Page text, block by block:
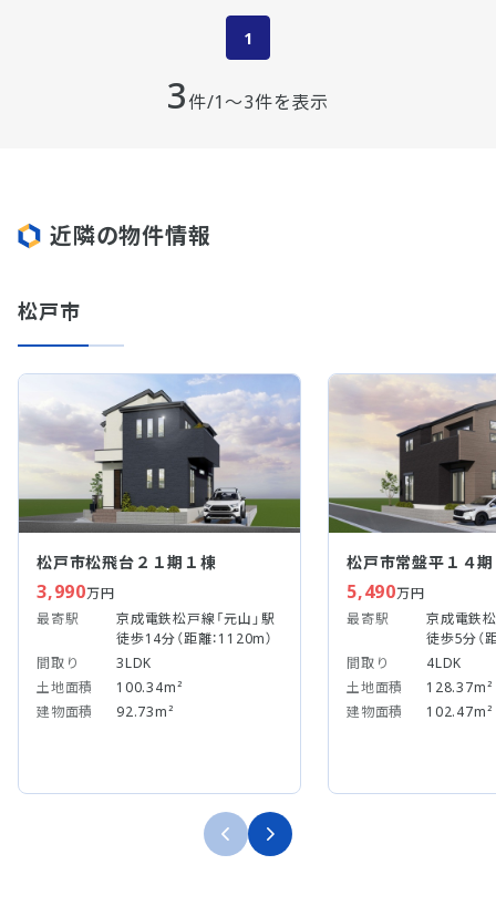
3件/1～3件を表示
1
近隣の物件情報
松戸市
松戸市松飛台２１期１棟
3,990万円
最寄駅
京成電鉄松戸線「元山」駅
徒歩14分（距離：1120m）
間取り
3LDK
土地面積
100.34m²
建物面積
92.73m²
松戸市常盤平１４
5,490万円
最寄駅
京成電鉄
徒歩5分（
間取り
4LDK
土地面積
128.37m²
建物面積
102.47m²